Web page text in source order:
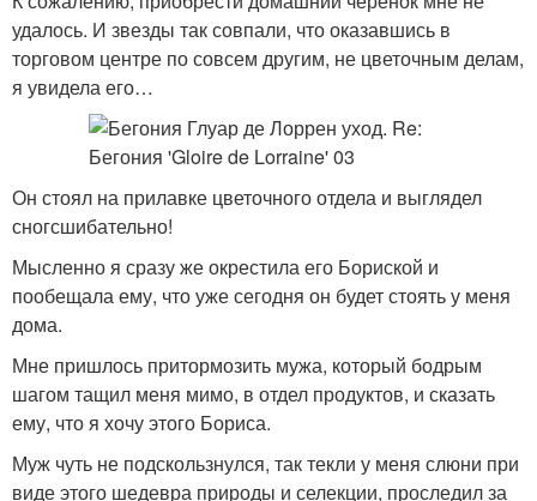
удалось. И звезды так совпали, что оказавшись в
торговом центре по совсем другим, не цветочным делам,
я увидела его…
Он стоял на прилавке цветочного отдела и выглядел
сногсшибательно!
Мысленно я сразу же окрестила его Бориской и
пообещала ему, что уже сегодня он будет стоять у меня
дома.
Мне пришлось притормозить мужа, который бодрым
шагом тащил меня мимо, в отдел продуктов, и сказать
ему, что я хочу этого Бориса.
Муж чуть не подскользнулся, так текли у меня слюни при
виде этого шедевра природы и селекции, проследил за